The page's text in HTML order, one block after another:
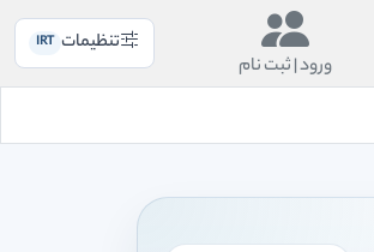
ورود |ثبت نام
تنظیمات IRT